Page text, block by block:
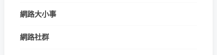
網路大小事
網路社群